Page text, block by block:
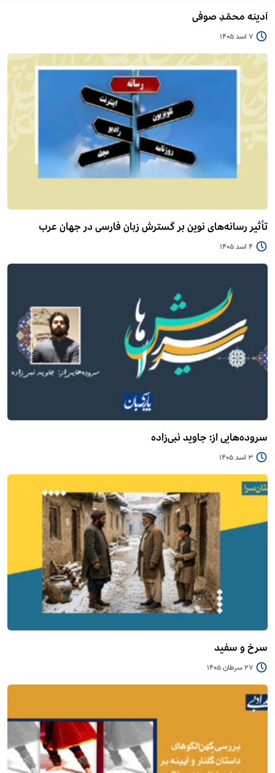
آدینه محمّدِ صوفی
7 اسد 1405
تأثیر رسانه‌های نوین بر گسترش زبان فارسی در جهان عرب
4 اسد 1405
سروده‌هایی از: جاوید نبی‌زاده
3 اسد 1405
سرخ و سفید
27 سرطان 1405